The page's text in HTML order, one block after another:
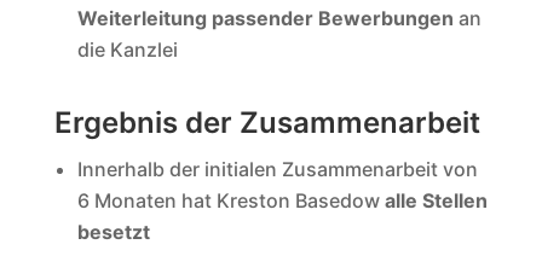
Weiterleitung passender Bewerbungen an
die Kanzlei
Ergebnis der Zusammenarbeit
Innerhalb der initialen Zusammenarbeit von
6 Monaten hat Kreston Basedow alle Stellen
besetzt